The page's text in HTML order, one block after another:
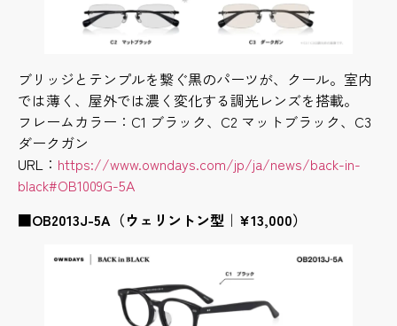
ブリッジとテンプルを繋ぐ黒のパーツが、クール。室内
では薄く、屋外では濃く変化する調光レンズを搭載。
フレームカラー：C1 ブラック、C2 マットブラック、C3
ダークガン
URL： https://www.owndays.com/jp/ja/news/back-in-
black#OB1009G-5A
■OB2013J-5A（ウェリントン型｜¥13,000）